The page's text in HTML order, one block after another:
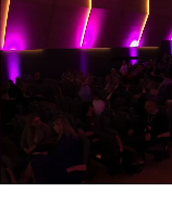
20